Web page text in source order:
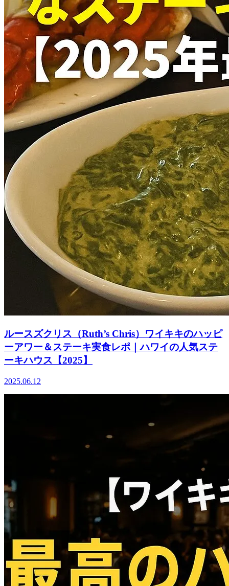
ルースズクリス（Ruth’s Chris）ワイキキのハッピ
ーアワー＆ステーキ実食レポ｜ハワイの人気ステ
ーキハウス【2025】
2025.06.12